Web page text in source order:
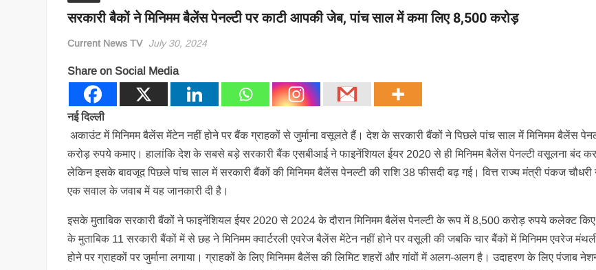
सरकारी बैकों ने मिनिमम बैलेंस पेनल्टी पर काटी आपकी जेब, पांच साल में कमा लिए 8,500 करोड़
Current News TV July 30, 2024
Share on Social Media
नई दिल्ली
अकाउंट में मिनिमम बैलेंस मेंटेन नहीं होने पर बैंक ग्राहकों से जुर्माना वसूलते हैं। देश के सरकारी बैंकों ने पिछले पांच साल में मिनिमम बैलेंस
करोड़ रुपये कमाए। हालांकि देश के सबसे बड़े सरकारी बैंक एसबीआई ने फाइनेंशियल ईयर 2020 से ही मिनिमम बैलेंस पेनल्टी वसूलना बंद कर
लेकिन इसके बावजूद पिछले पांच साल में सरकारी बैंकों की मिनिमम बैलेंस पेनल्टी की राशि 38 फीसदी बढ़ गई। वित्त राज्य मंत्री पंकज
एक सवाल के जवाब में यह जानकारी दी है।
इसके मुताबिक सरकारी बैंकों ने फाइनेंशियल ईयर 2020 से 2024 के दौरान मिनिमम बैलेंस पेनल्टी के रूप में 8,500 करोड़ रुपये कलेक्ट
के मुताबिक 11 सरकारी बैंकों में से छह ने मिनिमम क्वार्टरली एवरेज बैलेंस मेंटेन नहीं होने पर वसूली की जबकि चार बैंकों में मिनिमम एवरेज
होने पर ग्राहकों पर जुर्माना लगाया। ग्राहकों के लिए मिनिमम बैलेंस की लिमिट शहरों और गांवों में अलग-अलग है। उदाहरण के लिए पंजाब